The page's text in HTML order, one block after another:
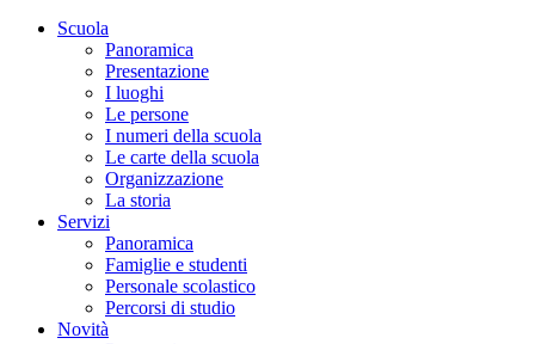
Scuola
Panoramica
Presentazione
I luoghi
Le persone
I numeri della scuola
Le carte della scuola
Organizzazione
La storia
Servizi
Panoramica
Famiglie e studenti
Personale scolastico
Percorsi di studio
Novità